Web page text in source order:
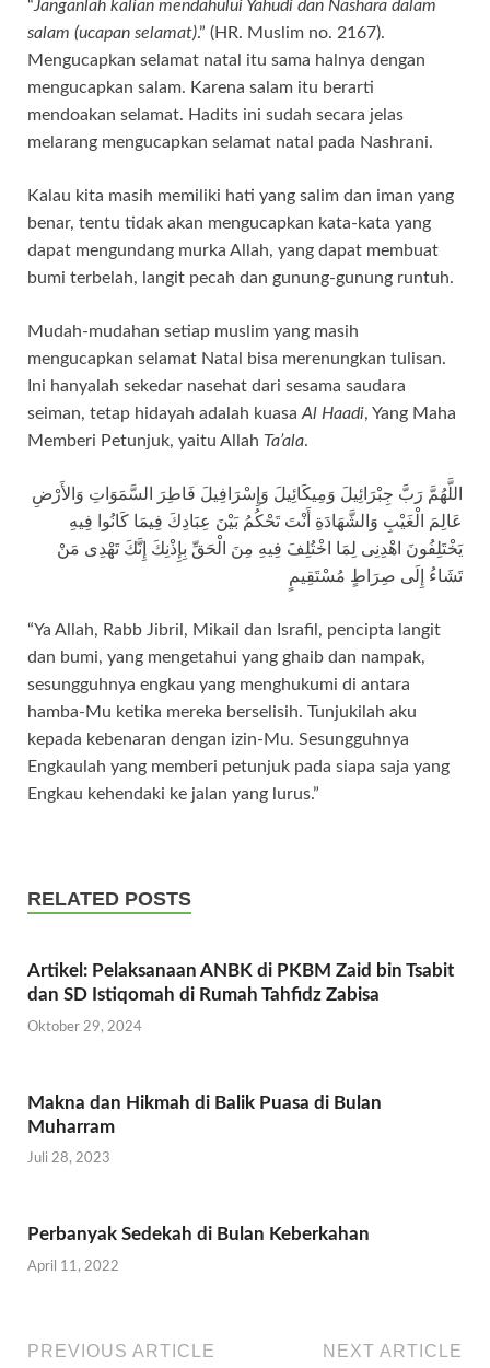
“Janganlah kalian mendahului Yahudi dan Nashara dalam
salam (ucapan selamat).” (HR. Muslim no. 2167).
Mengucapkan selamat natal itu sama halnya dengan
mengucapkan salam. Karena salam itu berarti
mendoakan selamat. Hadits ini sudah secara jelas
melarang mengucapkan selamat natal pada Nashrani.
Kalau kita masih memiliki hati yang salim dan iman yang
benar, tentu tidak akan mengucapkan kata-kata yang
dapat mengundang murka Allah, yang dapat membuat
bumi terbelah, langit pecah dan gunung-gunung runtuh.
Mudah-mudahan setiap muslim yang masih
mengucapkan selamat Natal bisa merenungkan tulisan.
Ini hanyalah sekedar nasehat dari sesama saudara
seiman, tetap hidayah adalah kuasa Al Haadi, Yang Maha
Memberi Petunjuk, yaitu Allah Ta’ala.
اللَّهُمَّ رَبَّ جِبْرَائِيلَ وَمِيكَائِيلَ وَإِسْرَافِيلَ فَاطِرَ السَّمَوَاتِ وَالأَرْضِ
عَالِمَ الْغَيْبِ وَالشَّهَادَةِ أَنْتَ تَحْكُمُ بَيْنَ عِبَادِكَ فِيمَا كَانُوا فِيهِ
يَخْتَلِفُونَ اهْدِنِى لِمَا اخْتُلِفَ فِيهِ مِنَ الْحَقِّ بِإِذْنِكَ إِنَّكَ تَهْدِى مَنْ
تَشَاءُ إِلَى صِرَاطٍ مُسْتَقِيمٍ
“Ya Allah, Rabb Jibril, Mikail dan Israfil, pencipta langit
dan bumi, yang mengetahui yang ghaib dan nampak,
sesungguhnya engkau yang menghukumi di antara
hamba-Mu ketika mereka berselisih. Tunjukilah aku
kepada kebenaran dengan izin-Mu. Sesungguhnya
Engkaulah yang memberi petunjuk pada siapa saja yang
Engkau kehendaki ke jalan yang lurus.”
RELATED POSTS
Artikel: Pelaksanaan ANBK di PKBM Zaid bin Tsabit
dan SD Istiqomah di Rumah Tahfidz Zabisa
Oktober 29, 2024
Makna dan Hikmah di Balik Puasa di Bulan
Muharram
Juli 28, 2023
Perbanyak Sedekah di Bulan Keberkahan
April 11, 2022
PREVIOUS ARTICLE NEXT ARTICLE